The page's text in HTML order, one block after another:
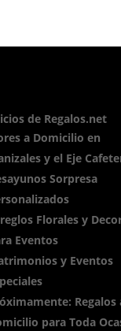
de Regalos.net
a Domicilio en
y el Eje
Sorpresa
Florales y
Eventos
y Eventos
Regalos
para Toda